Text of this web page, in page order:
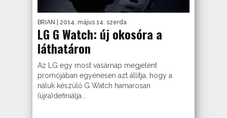
BRIAN | 2014. május 14. szerda
LG G Watch: új okosóra a
láthatáron
Az LG egy most vasárnap megjelent
promójában egyenesen azt állítja, hogy a
náluk készülő G Watch hamarosan
(újra)definiálja...